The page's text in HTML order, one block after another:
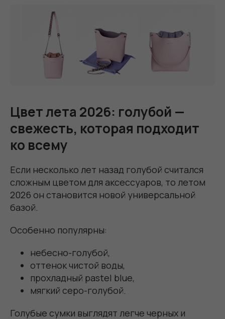
Цвет лета 2026: голубой —
свежесть, которая подходит
ко всему
Если несколько лет назад голубой считался
сложным цветом для аксессуаров, то летом
2026 он становится новой универсальной
базой.
Особенно популярны:
небесно-голубой,
оттенок чистой воды,
прохладный pastel blue,
мягкий серо-голубой.
Голубые сумки выглядят легче черных и